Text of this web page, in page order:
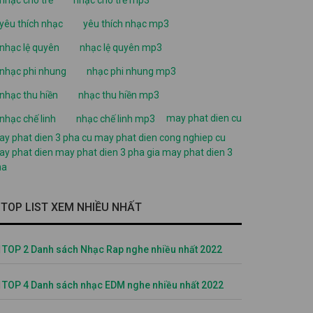
yêu thích nhạc yêu thích nhạc mp3
nhạc lệ quyên nhạc lệ quyên mp3
nhạc phi nhung nhạc phi nhung mp3
nhạc thu hiền nhạc thu hiền mp3
nhạc chế linh nhạc chế linh mp3
may phat dien cu
phat dien 3 pha cu may phat dien cong nghiep cu
phat dien may phat dien 3 pha gia may phat dien 3
TOP LIST XEM NHIỀU NHẤT
TOP 2 Danh sách Nhạc Rap nghe nhiều nhất 2022
TOP 4 Danh sách nhạc EDM nghe nhiều nhất 2022